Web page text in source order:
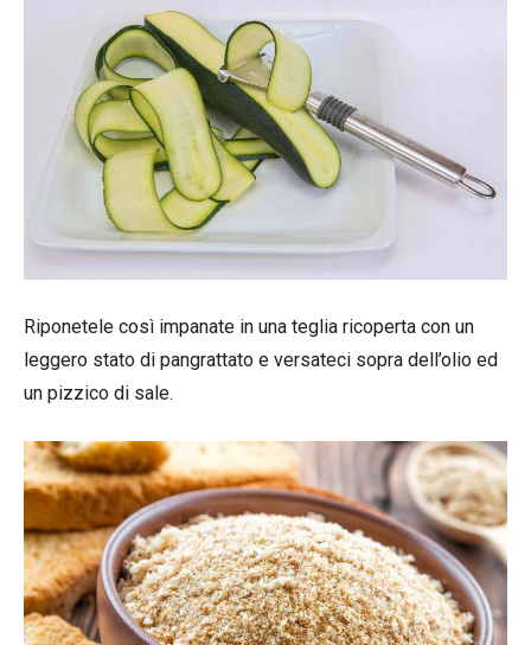
Riponetele così impanate in una teglia ricoperta con un
leggero stato di pangrattato e versateci sopra dell’olio ed
un pizzico di sale.